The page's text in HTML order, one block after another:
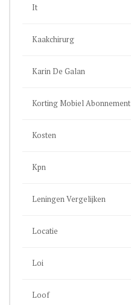
It
Kaakchirurg
Karin De Galan
Korting Mobiel Abonnement
Kosten
Kpn
Leningen Vergelijken
Locatie
Loi
Loof